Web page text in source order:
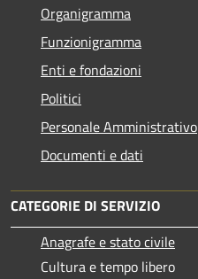
Organigramma
Funzionigramma
Enti e fondazioni
Politici
Personale Amministrativo
Documenti e dati
CATEGORIE DI SERVIZIO
Anagrafe e stato civile
Cultura e tempo libero